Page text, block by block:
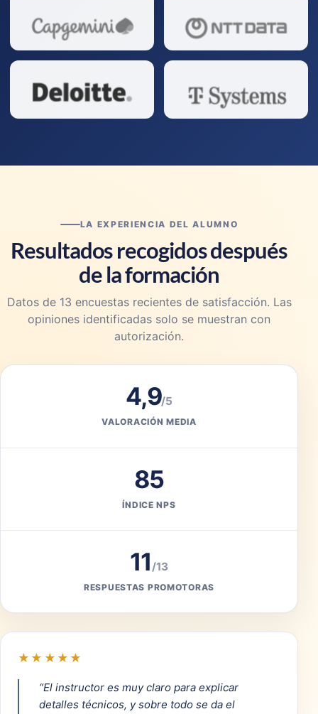
LA EXPERIENCIA DEL ALUMNO
Resultados recogidos después
de la formación
Datos de 13 encuestas recientes de satisfacción. Las
opiniones identificadas solo se muestran con
autorización.
4,9/5
VALORACIÓN MEDIA
85
ÍNDICE NPS
11/13
RESPUESTAS PROMOTORAS
★★★★★
“El instructor es muy claro para explicar
detalles técnicos, y sobre todo se da el